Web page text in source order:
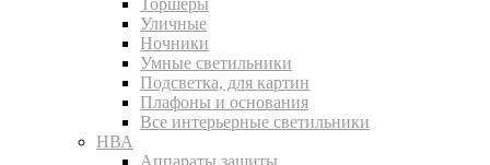
Торшеры
Уличные
Ночники
Умные светильники
Подсветка, для картин
Плафоны и основания
Все интерьерные светильники
НВА
Аппараты защиты